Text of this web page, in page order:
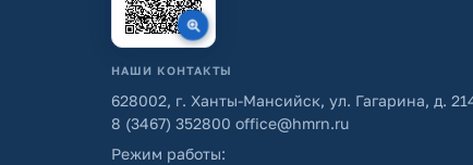
НАШИ КОНТАКТЫ
628002, г. Ханты-Мансийск, ул. Гагарина, д.
8 (3467) 352800 office@hmrn.ru
Режим работы: